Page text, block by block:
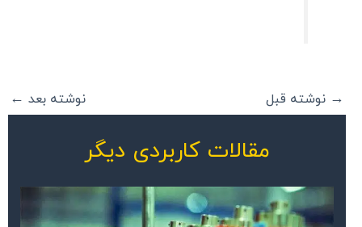
→ نوشته قبل نوشته بعد ←
مقالات کاربردی دیگر